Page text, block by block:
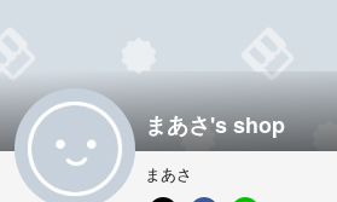
まあさ's shop
まあさ